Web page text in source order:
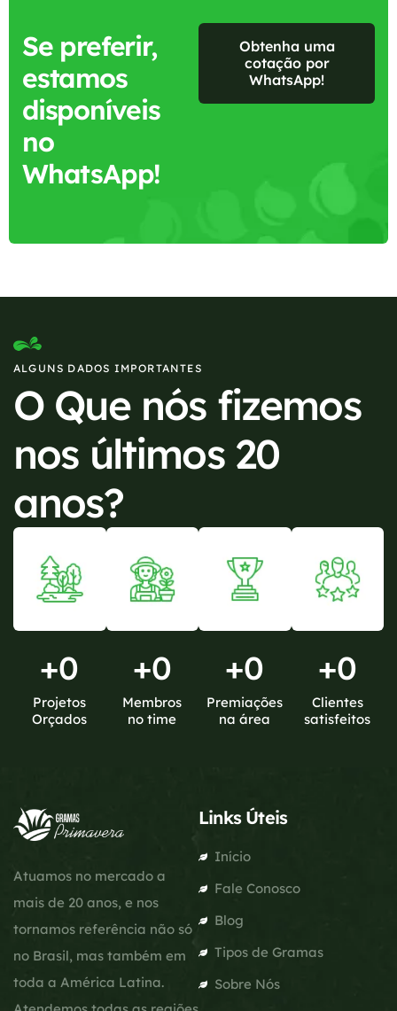
Se preferir,
estamos
disponíveis
no
WhatsApp!
Obtenha uma
cotação por
WhatsApp!
ALGUNS DADOS IMPORTANTES
O Que nós fizemos
nos últimos 20
anos?
+0
Projetos
Orçados
+0
Membros
no time
+0
Premiações
na área
+0
Clientes
satisfeitos
Atuamos no mercado a
mais de 20 anos, e nos
tornamos referência não só
no Brasil, mas também em
toda a América Latina.
Links Úteis
Início
Fale Conosco
Blog
Tipos de Gramas
Sobre Nós